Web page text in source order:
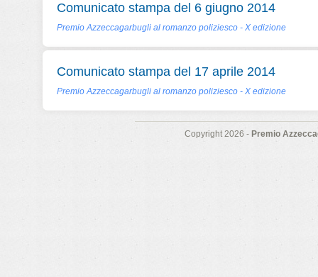
Comunicato stampa del 6 giugno 2014
Premio Azzeccagarbugli al romanzo poliziesco - X edizione
Comunicato stampa del 17 aprile 2014
Premio Azzeccagarbugli al romanzo poliziesco - X edizione
Copyright 2026 - Premio